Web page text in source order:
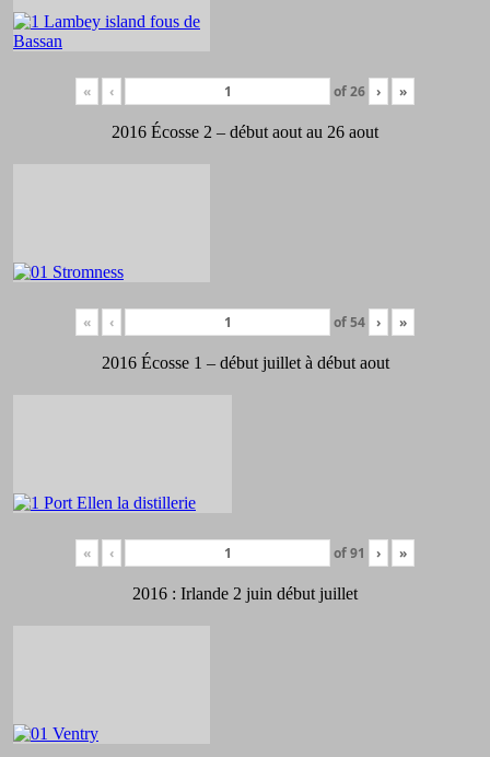
« ‹ of26 › »
2016 Écosse 2 – début aout au 26 aout
« ‹ of54 › »
2016 Écosse 1 – début juillet à début aout
« ‹ of91 › »
2016 : Irlande 2 juin début juillet